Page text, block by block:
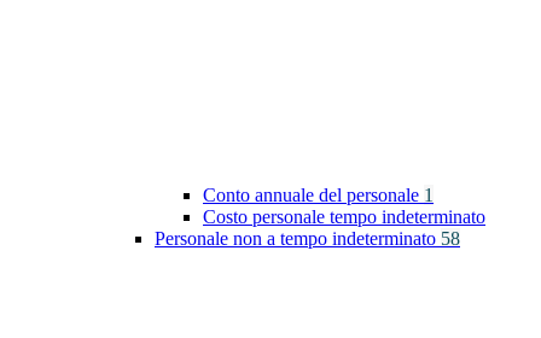
Conto annuale del personale 1
Costo personale tempo indeterminato
Personale non a tempo indeterminato 58